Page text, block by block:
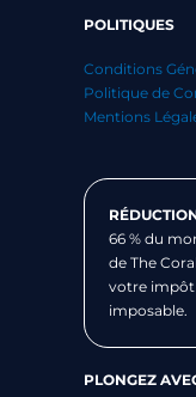
POLITIQUES
Conditions
Politique de
Mentions
66 % du
de The
votre impôt
imposable.
PLONGEZ